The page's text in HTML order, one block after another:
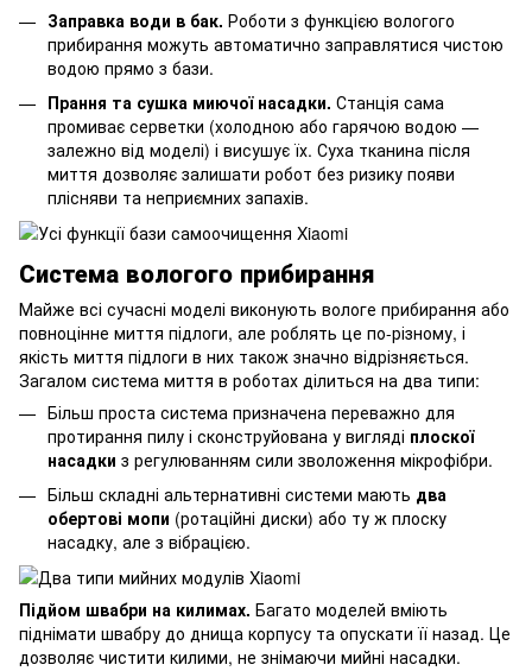
Заправка води в бак. Роботи з функцією вологого
прибирання можуть автоматично заправлятися чистою
водою прямо з бази.
Прання та сушка миючої насадки. Станція сама
промиває серветки (холодною або гарячою водою —
залежно від моделі) і висушує їх. Суха тканина після
миття дозволяє залишати робот без ризику появи
плісняви та неприємних запахів.
Система вологого прибирання
Майже всі сучасні моделі виконують вологе прибирання або
повноцінне миття підлоги, але роблять це по-різному, і
якість миття підлоги в них також значно відрізняється.
Загалом система миття в роботах ділиться на два типи:
Більш проста система призначена переважно для
протирання пилу і сконструйована у вигляді плоскої
насадки з регулюванням сили зволоження мікрофібри.
Більш складні альтернативні системи мають два
обертові мопи (ротаційні диски) або ту ж плоску
насадку, але з вібрацією.
Підйом швабри на килимах. Багато моделей вміють
піднімати швабру до днища корпусу та опускати її назад. Це
дозволяє чистити килими, не знімаючи мийні насадки.